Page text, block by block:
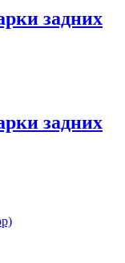
задних
задних